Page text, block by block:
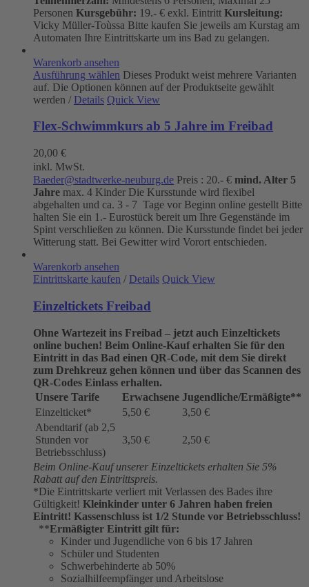
Personen Kursgebühr: 19.- € exkl. Eintritt Kursleitung:
Vicky Müller-Toùssa Bitte kaufen Sie jeweils am Kurstag am
Automaten Ihre Eintrittskarte um ins Bad zu gelangen.
Warenkorb ansehen
Ausführung wählen Dieses Produkt weist mehrere Varianten
auf. Die Optionen können auf der Produktseite gewählt
werden / Details Quick View
Flex-Schwimmkurs ab 5 Jahre im Freibad
20,00 €
inkl. MwSt.
Baeder@stadtwerke-neuburg.de Preis : 20.- € mind. Alter 5
Jahre max. 4 Kinder Die Kursstunde wird flexibel
abgehalten und ca. 3 - 7 Tage vor Beginn online gestellt Bitte
halten Sie ein 1.- Eurostück bereit um Ihre Gegenstände im
Spint verschließen zu können. Die Kursstunde findet bei jeder
Witterung statt. Bei Gewitter wird Vorort entschieden.
Warenkorb ansehen
Eintrittskarte kaufen / Details Quick View
Einzeltickets Freibad
Ohne Wartezeit ins Freibad – jetzt auch Einzeltickets
online buchen! Beim Online-Kauf erhalten Sie für den
Eintritt in das Bad einen QR-Code, mit dem Sie direkt
zum Drehkreuz gehen können und über das Scannen des
QR-Codes Einlass erhalten.
Unsere Tarife
Erwachsene Jugendliche/Ermäßigte**
Einzelticket*
5,50 €
3,50 €
Abendtarif (ab 2,5
Stunden vor
Betriebsschluss)
3,50 € 2,50 €
Beim Online-Kauf unserer Einzeltickets erhalten Sie 5%
Rabatt auf den Eintrittspreis.
*Die Eintrittskarte verliert mit Verlassen des Bades ihre
Gültigkeit! Kleinkinder unter 6 Jahren haben freien
Eintritt! Kassenschluss ist 1/2 Stunde vor Betriebsschluss!
**Ermäßigter Eintritt gilt für:
Kinder und Jugendliche von 6 bis 17 Jahren
Schüler und Studenten
Schwerbehinderte ab 50%
Sozialhilfeempfänger und Arbeitslose